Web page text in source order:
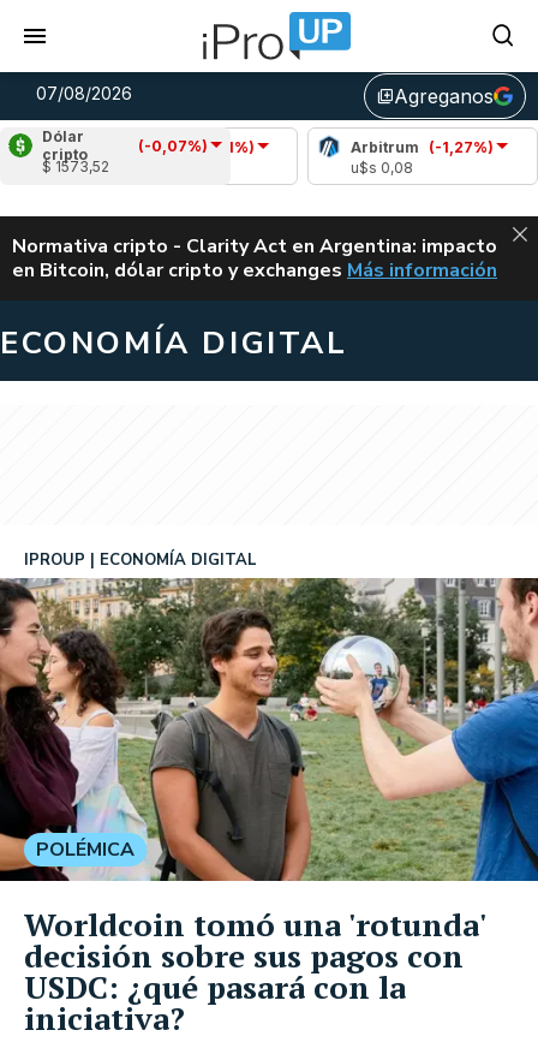
07/08/2026 library_addAgreganos
Dólar
cripto
(-0,07%)
$ 1573,52
Chainlink
(-1,21%)
u$s 8,21
Arbitrum (-1,27%)
u$s 0,08
ALERTA
Normativa cripto - Clarity Act en Argentina: impacto
en Bitcoin, dólar cripto y exchanges CLARITY ACT EN
Más información
ECONOMÍA DIGITAL
IPROUP ECONOMÍA DIGITAL
POLÉMICA
Worldcoin tomó una 'rotunda'
decisión sobre sus pagos con
USDC: ¿qué pasará con la
iniciativa?